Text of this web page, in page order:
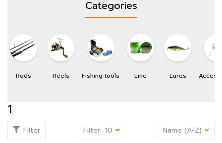
Categories
Rods Reels Fishing tools Line Lures
1
Filter Filter 10 Name (A-Z)